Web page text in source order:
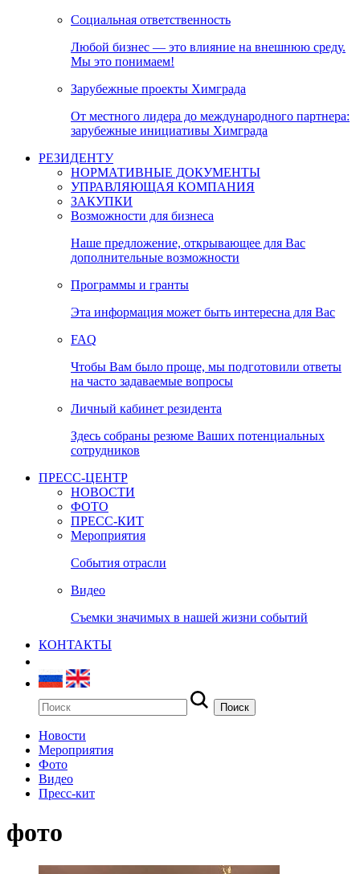
Социальная ответственность
Любой бизнес — это влияние на внешнюю среду.
Мы это понимаем!
Зарубежные проекты Химграда
От местного лидера до международного партнера:
зарубежные инициативы Химграда
РЕЗИДЕНТУ
НОРМАТИВНЫЕ ДОКУМЕНТЫ
УПРАВЛЯЮЩАЯ КОМПАНИЯ
ЗАКУПКИ
Возможности для бизнеса
Наше предложение, открывающее для Вас
дополнительные возможности
Программы и гранты
Эта информация может быть интересна для Вас
FAQ
Чтобы Вам было проще, мы подготовили ответы
на часто задаваемые вопросы
Личный кабинет резидента
Здесь собраны резюме Ваших потенциальных
сотрудников
ПРЕСС-ЦЕНТР
НОВОСТИ
ФОТО
ПРЕСС-КИТ
Мероприятия
События отрасли
Видео
Съемки значимых в нашей жизни событий
КОНТАКТЫ
Новости
Мероприятия
Фото
Видео
Пресс-кит
фото